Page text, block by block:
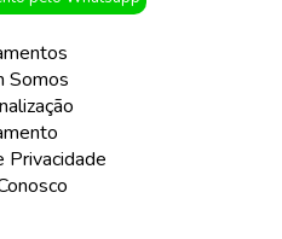
Somos
Privacidade